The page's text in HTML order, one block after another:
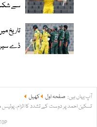
سے
تاریخ
ڈے
آپ یہاں ہیں: صفحہ اول
کھیل
تسکین احمد پر دوست کے تشدد کا الزام،